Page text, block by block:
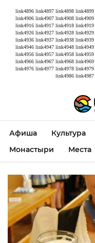
link4896 link4897 link4898 link4899
link4906 link4907 link4908 link4909
link4916 link4917 link4918 link4919
link4926 link4927 link4928 link4929
link4936 link4937 link4938 link4939
link4946 link4947 link4948 link4949
link4956 link4957 link4958 link4959
link4966 link4967 link4968 link4969
link4976 link4977 link4978 link4979
link4986 link4987
Афиша Культура
Монастыри
Места